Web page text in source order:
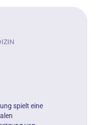
spielt eine